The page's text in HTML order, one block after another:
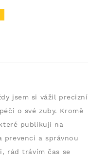
jsem si vážil precizní
o své zuby. Kromě
publikuji na
prevenci a správnou
rád trávím čas se